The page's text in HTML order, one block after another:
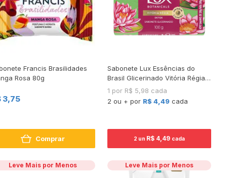
Francis Brasilidades
Rosa 80g
3,75
Comprar
Sabonete Lux Essências do
Brasil Glicerinado Vitória Régia
100g
1 por R$ 5,98 cada
2 ou + por R$ 4,49 cada
2 un R$ 4,49 cada
Leve Mais por Menos Leve Mais por Menos